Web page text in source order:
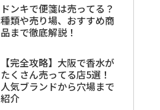
ドンキで便箋は売ってる？
種類や売り場、おすすめ商
品まで徹底解説！
【完全攻略】大阪で香水が
たくさん売ってる店5選！
人気ブランドから穴場まで
紹介